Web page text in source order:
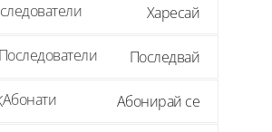
Харесай
Последвай
Абонати Абонирай се